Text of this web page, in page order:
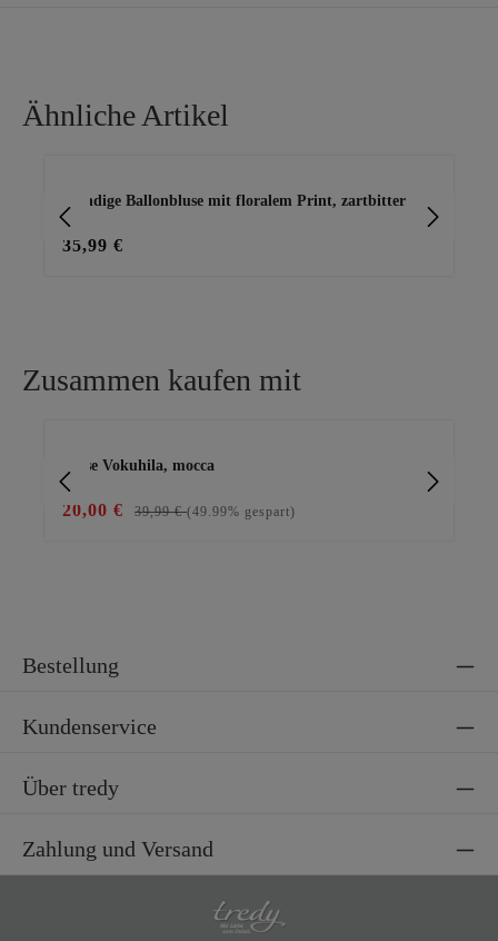
Ähnliche Artikel
Trendige Ballonbluse mit floralem Print, zartbitter
35,99 €
Zusammen kaufen mit
Bluse Vokuhila, mocca
20,00 € 39,99 €(49.99% gespart)
Bestellung
Kundenservice
Über tredy
Zahlung und Versand